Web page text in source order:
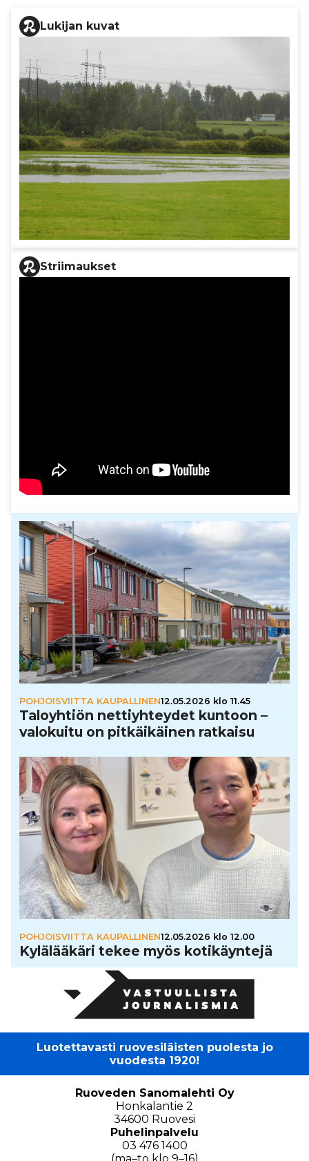
Lukijan kuvat
Striimaukset
POHJOISVIITTA KAUPALLINEN12.05.2026 klo 11.45
Talo­yh­tiön net­tiyh­tey­det kuntoon –
valokuitu on pit­käi­käi­nen ratkaisu
POHJOISVIITTA KAUPALLINEN12.05.2026 klo 12.00
Kylä­lää­käri tekee myös koti­käyn­tejä
Luotettavasti ruovesiläisten puolesta jo
vuodesta 1920!
Ruoveden Sanomalehti Oy
Honkalantie 2
34600 Ruovesi
Puhelinpalvelu
03 476 1400